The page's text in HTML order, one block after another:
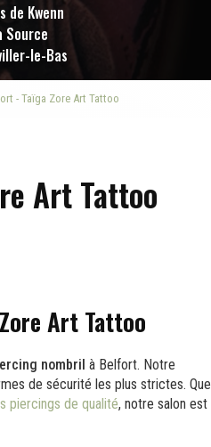
de Kwenn
Source
le-Bas
- Taïga Zore Art Tattoo
Art Tattoo
Art Tattoo
nombril à Belfort. Notre
de sécurité les plus strictes. Que
piercings de qualité, notre salon est